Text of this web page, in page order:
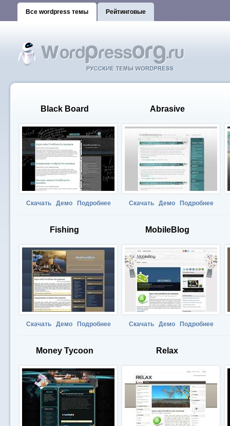
Все wordpress темы Рейтинговые
Black Board
Скачать Демо Подробнее
Abrasive
Скачать Демо Подробнее
Fishing
Скачать Демо Подробнее
MobileBlog
Скачать Демо Подробнее
Money Tycoon Relax